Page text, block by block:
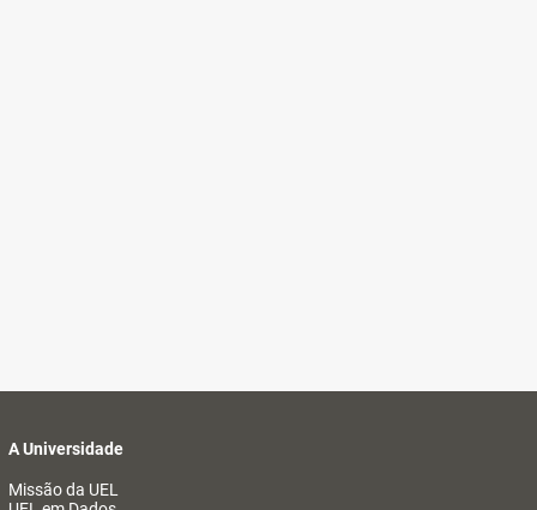
A Universidade
Missão da UEL